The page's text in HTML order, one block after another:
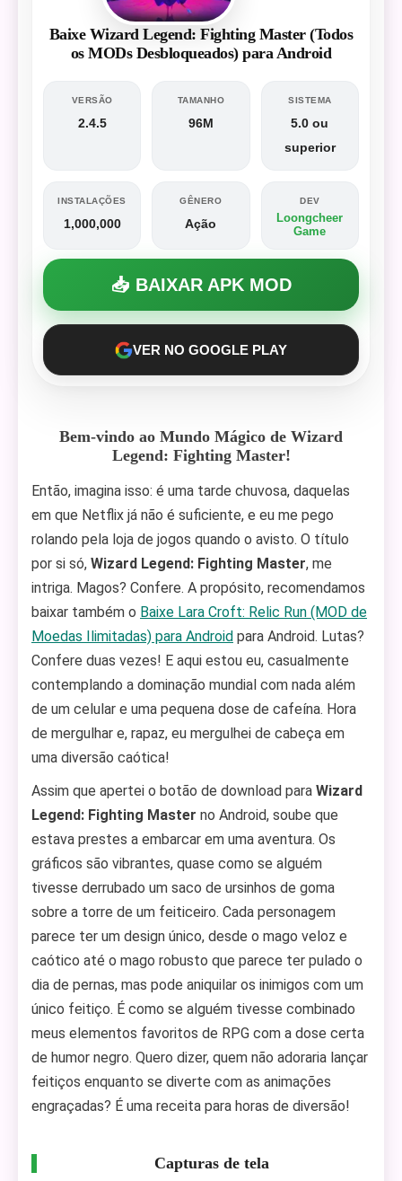
Baixe Wizard Legend: Fighting Master (Todos
os MODs Desbloqueados) para Android
VERSÃO
2.4.5
TAMANHO
96M
SISTEMA
5.0 ou
superior
INSTALAÇÕES
1,000,000
GÊNERO
Ação
DEV
Loongcheer
Game
📥 BAIXAR APK MOD
VER NO GOOGLE PLAY
Bem-vindo ao Mundo Mágico de Wizard
Legend: Fighting Master!
Então, imagina isso: é uma tarde chuvosa, daquelas
em que Netflix já não é suficiente, e eu me pego
rolando pela loja de jogos quando o avisto. O título
por si só, Wizard Legend: Fighting Master, me
intriga. Magos? Confere. A propósito, recomendamos
baixar também o Baixe Lara Croft: Relic Run (MOD de
Moedas Ilimitadas) para Android para Android. Lutas?
Confere duas vezes! E aqui estou eu, casualmente
contemplando a dominação mundial com nada além
de um celular e uma pequena dose de cafeína. Hora
de mergulhar e, rapaz, eu mergulhei de cabeça em
uma diversão caótica!
Assim que apertei o botão de download para Wizard
Legend: Fighting Master no Android, soube que
estava prestes a embarcar em uma aventura. Os
gráficos são vibrantes, quase como se alguém
tivesse derrubado um saco de ursinhos de goma
sobre a torre de um feiticeiro. Cada personagem
parece ter um design único, desde o mago veloz e
caótico até o mago robusto que parece ter pulado o
dia de pernas, mas pode aniquilar os inimigos com um
único feitiço. É como se alguém tivesse combinado
meus elementos favoritos de RPG com a dose certa
de humor negro. Quero dizer, quem não adoraria lançar
feitiços enquanto se diverte com as animações
engraçadas? É uma receita para horas de diversão!
Capturas de tela